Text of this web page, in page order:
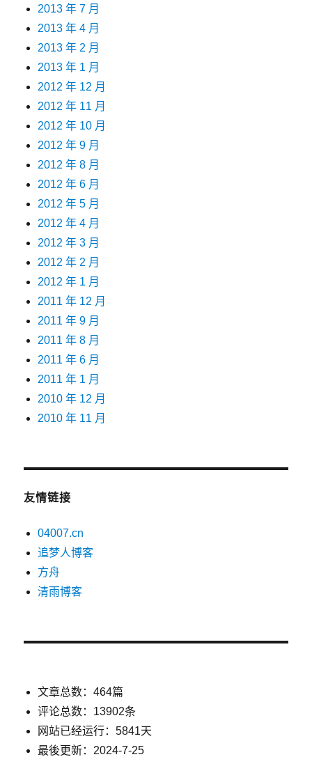
2013 年 7 月
2013 年 4 月
2013 年 2 月
2013 年 1 月
2012 年 12 月
2012 年 11 月
2012 年 10 月
2012 年 9 月
2012 年 8 月
2012 年 6 月
2012 年 5 月
2012 年 4 月
2012 年 3 月
2012 年 2 月
2012 年 1 月
2011 年 12 月
2011 年 9 月
2011 年 8 月
2011 年 6 月
2011 年 1 月
2010 年 12 月
2010 年 11 月
友情链接
04007.cn
追梦人博客
方舟
清雨博客
文章总数：464篇
评论总数：13902条
网站已经运行：5841天
最後更新：2024-7-25